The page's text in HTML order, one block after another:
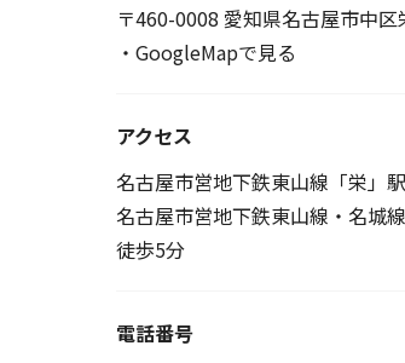
〒460-0008 愛知県名古屋市中
・GoogleMapで見る
アクセス
名古屋市営地下鉄東山線「栄」
名古屋市営地下鉄東山線・名城
徒歩5分
電話番号